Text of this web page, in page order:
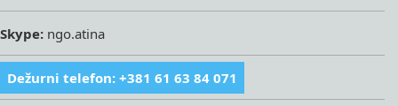
Skype: ngo.atina
Dežurni telefon: +381 61 63 84 071